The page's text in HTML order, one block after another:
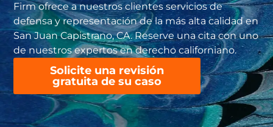
Firm ofrece a nuestros clientes servicios de
defensa y representación de la más alta calidad en
San Juan Capistrano, CA. Reserve una cita con uno
de nuestros expertos en derecho californiano.
Solicite una revisión
gratuita de su caso